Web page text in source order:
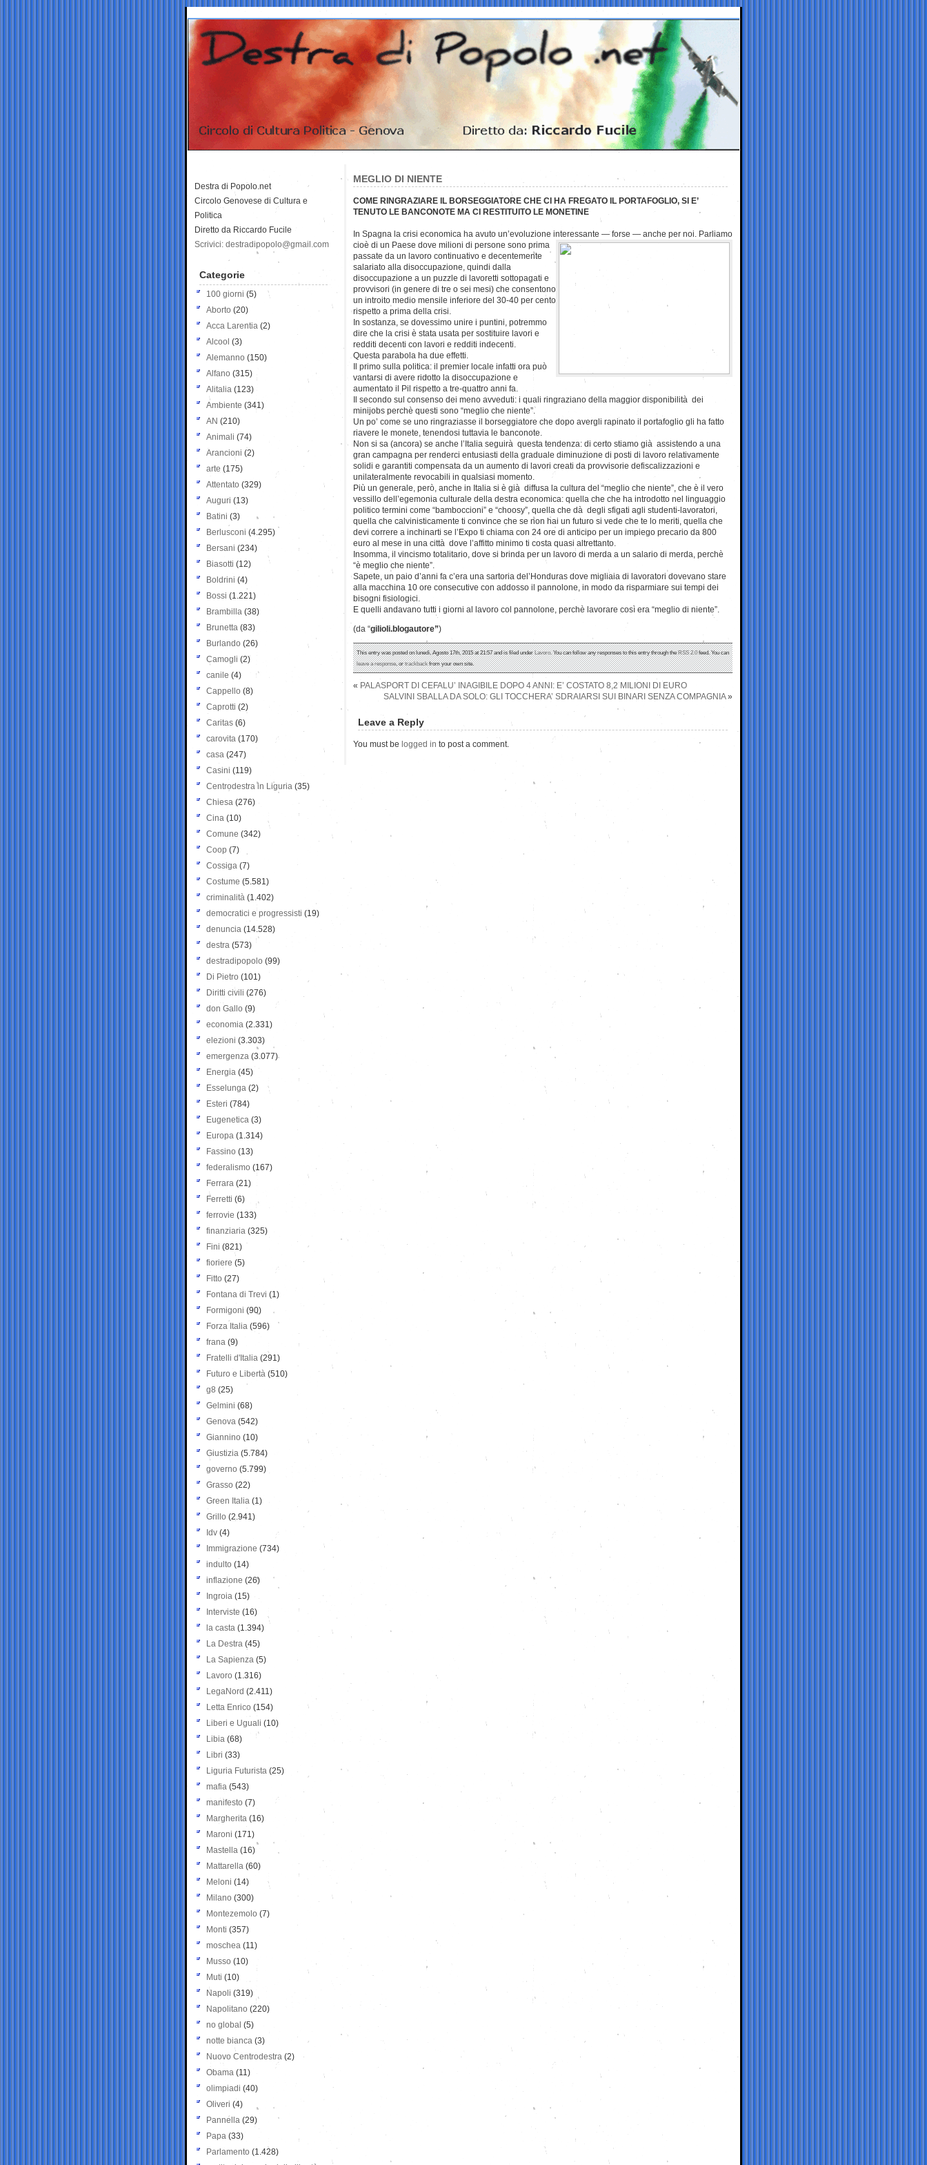
MEGLIO DI NIENTE
COME RINGRAZIARE IL BORSEGGIATORE CHE CI HA FREGATO IL PORTAFOGLIO, SI E’
TENUTO LE BANCONOTE MA CI RESTITUITO LE MONETINE
In Spagna la crisi economica ha avuto un’evoluzione interessante — forse — anche per noi. Parliamo
cioè di un Paese dove milioni di persone sono prima
passate da un lavoro continuativo e decentemente
salariato alla disoccupazione, quindi dalla
disoccupazione a un puzzle di lavoretti sottopagati e
provvisori (in genere di tre o sei mesi) che consentono
un introito medio mensile inferiore del 30-40 per cento
rispetto a prima della crisi.
In sostanza, se dovessimo unire i puntini, potremmo
dire che la crisi è stata usata per sostituire lavori e
redditi decenti con lavori e redditi indecenti.
Questa parabola ha due effetti.
Il primo sulla politica: il premier locale infatti ora può
vantarsi di avere ridotto la disoccupazione e
aumentato il Pil rispetto a tre-quattro anni fa.
Il secondo sul consenso dei meno avveduti: i quali ringraziano della maggior disponibilità dei
minijobs perchè questi sono “meglio che niente”.
Un po’ come se uno ringraziasse il borseggiatore che dopo avergli rapinato il portafoglio gli ha fatto
riavere le monete, tenendosi tuttavia le banconote.
Non si sa (ancora) se anche l’Italia seguirà questa tendenza: di certo stiamo già assistendo a una
gran campagna per renderci entusiasti della graduale diminuzione di posti di lavoro relativamente
solidi e garantiti compensata da un aumento di lavori creati da provvisorie defiscalizzazioni e
unilateralmente revocabili in qualsiasi momento.
Più un generale, però, anche in Italia si è già diffusa la cultura del “meglio che niente”, che è il vero
vessillo dell’egemonia culturale della destra economica: quella che che ha introdotto nel linguaggio
politico termini come “bamboccioni” e “choosy”, quella che dà degli sfigati agli studenti-lavoratori,
quella che calvinisticamente ti convince che se non hai un futuro si vede che te lo meriti, quella che
devi correre a inchinarti se l’Expo ti chiama con 24 ore di anticipo per un impiego precario da 800
euro al mese in una città dove l’affitto minimo ti costa quasi altrettanto.
Insomma, il vincismo totalitario, dove si brinda per un lavoro di merda a un salario di merda, perchè
“è meglio che niente”.
Sapete, un paio d’anni fa c’era una sartoria del’Honduras dove migliaia di lavoratori dovevano stare
alla macchina 10 ore consecutive con addosso il pannolone, in modo da risparmiare sui tempi dei
bisogni fisiologici.
E quelli andavano tutti i giorni al lavoro col pannolone, perchè lavorare così era “meglio di niente”.
(da “gilioli.blogautore”)
This entry was posted on lunedì, Agosto 17th, 2015 at 21:57 and is filed underLavoro. You can follow any responses to this entry through theRSS 2.0feed. You can
leave a response, ortrackbackfrom your own site.
« PALASPORT DI CEFALU’ INAGIBILE DOPO 4 ANNI: E’ COSTATO 8,2 MILIONI DI EURO
SALVINI SBALLA DA SOLO: GLI TOCCHERA’ SDRAIARSI SUI BINARI SENZA COMPAGNIA»
Leave a Reply
You must be logged in to post a comment.
Destra di Popolo.net
Circolo Genovese di Cultura e
Politica
Diretto da Riccardo Fucile
Scrivici: destradipopolo@gmail.com
Categorie
100 giorni (5)
Aborto (20)
Acca Larentia (2)
Alcool (3)
Alemanno (150)
Alfano (315)
Alitalia (123)
Ambiente (341)
AN (210)
Animali (74)
Arancioni (2)
arte (175)
Attentato (329)
Auguri (13)
Batini (3)
Berlusconi (4.295)
Bersani (234)
Biasotti (12)
Boldrini (4)
Bossi (1.221)
Brambilla (38)
Brunetta (83)
Burlando (26)
Camogli (2)
canile (4)
Cappello (8)
Caprotti (2)
Caritas (6)
carovita (170)
casa (247)
Casini (119)
Centrodestra in Liguria (35)
Chiesa (276)
Cina (10)
Comune (342)
Coop (7)
Cossiga (7)
Costume (5.581)
criminalità (1.402)
democratici e progressisti (19)
denuncia (14.528)
destra (573)
destradipopolo (99)
Di Pietro (101)
Diritti civili (276)
don Gallo (9)
economia (2.331)
elezioni (3.303)
emergenza (3.077)
Energia (45)
Esselunga (2)
Esteri (784)
Eugenetica (3)
Europa (1.314)
Fassino (13)
federalismo (167)
Ferrara (21)
Ferretti (6)
ferrovie (133)
finanziaria (325)
Fini (821)
fioriere (5)
Fitto (27)
Fontana di Trevi (1)
Formigoni (90)
Forza Italia (596)
frana (9)
Fratelli d'Italia (291)
Futuro e Libertà (510)
g8 (25)
Gelmini (68)
Genova (542)
Giannino (10)
Giustizia (5.784)
governo (5.799)
Grasso (22)
Green Italia (1)
Grillo (2.941)
Idv (4)
Immigrazione (734)
indulto (14)
inflazione (26)
Ingroia (15)
Interviste (16)
la casta (1.394)
La Destra (45)
La Sapienza (5)
Lavoro (1.316)
LegaNord (2.411)
Letta Enrico (154)
Liberi e Uguali (10)
Libia (68)
Libri (33)
Liguria Futurista (25)
mafia (543)
manifesto (7)
Margherita (16)
Maroni (171)
Mastella (16)
Mattarella (60)
Meloni (14)
Milano (300)
Montezemolo (7)
Monti (357)
moschea (11)
Musso (10)
Muti (10)
Napoli (319)
Napolitano (220)
no global (5)
notte bianca (3)
Nuovo Centrodestra (2)
Obama (11)
olimpiadi (40)
Oliveri (4)
Pannella (29)
Papa (33)
Parlamento (1.428)